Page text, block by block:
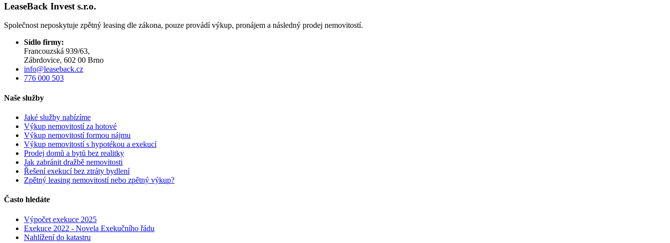
LeaseBack Invest s.r.o.
Společnost neposkytuje zpětný leasing dle zákona, pouze provádí výkup, pronájem a následný prodej nemovitostí.
Sídlo firmy:
Francouzská 939/63,
Zábrdovice, 602 00 Brno
info@leaseback.cz
776 000 503
Naše služby
Jaké služby nabízíme
Výkup nemovitostí za hotové
Výkup nemovitostí formou nájmu
Výkup nemovitostí s hypotékou a exekucí
Prodej domů a bytů bez realitky
Jak zabránit dražbě nemovitosti
Řešení exekucí bez ztráty bydlení
Zpětný leasing nemovitostí nebo zpětný výkup?
Často hledáte
Výpočet exekuce 2025
Exekuce 2022 - Novela Exekučního řádu
Nahlížení do katastru